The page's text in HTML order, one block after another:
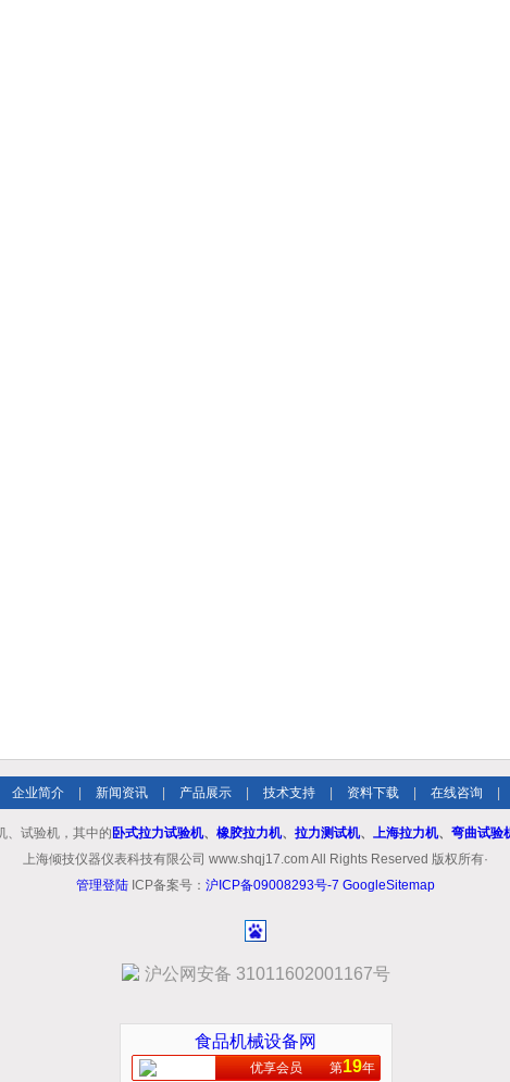
企业简介 新闻资讯 产品展示 技术支持 资料下载 在线咨询
、试验机，其中的 卧式拉力试验机、 橡胶拉力机、 拉力测试机、 上海拉力机、 弯曲试验
上海倾技仪器仪表科技有限公司 www.shqj17.com All Rights Reserved 版权所有·
管理登陆 ICP备案号： 沪ICP备09008293号-7 GoogleSitemap
沪公网安备 31011602001167号
食品机械设备网
优享会员 第19年